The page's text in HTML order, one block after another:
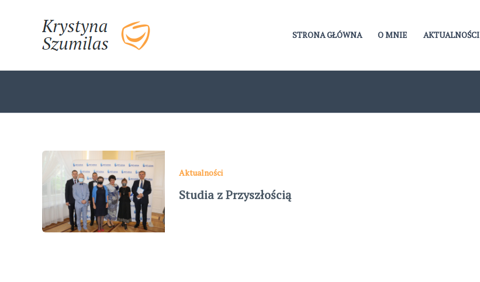
STRONA GŁÓWNA O MNIE AKTUALNOŚCI
Aktualności
Studia z Przyszłością